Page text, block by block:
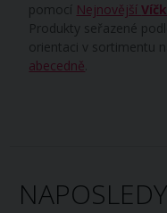
pomocí Nejnovější
Produkty seřazené
orientaci v sortimentu
abecedně